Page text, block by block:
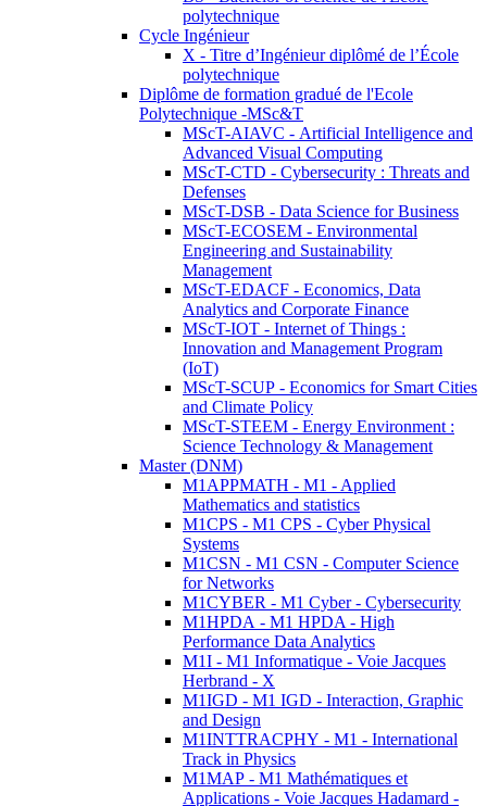
polytechnique
Cycle Ingénieur
X - Titre d’Ingénieur diplômé de l’École
polytechnique
Diplôme de formation gradué de l'Ecole
Polytechnique -MSc&T
MScT-AIAVC - Artificial Intelligence and
Advanced Visual Computing
MScT-CTD - Cybersecurity : Threats and
Defenses
MScT-DSB - Data Science for Business
MScT-ECOSEM - Environmental
Engineering and Sustainability
Management
MScT-EDACF - Economics, Data
Analytics and Corporate Finance
MScT-IOT - Internet of Things :
Innovation and Management Program
(IoT)
MScT-SCUP - Economics for Smart Cities
and Climate Policy
MScT-STEEM - Energy Environment :
Science Technology & Management
Master (DNM)
M1APPMATH - M1 - Applied
Mathematics and statistics
M1CPS - M1 CPS - Cyber Physical
Systems
M1CSN - M1 CSN - Computer Science
for Networks
M1CYBER - M1 Cyber - Cybersecurity
M1HPDA - M1 HPDA - High
Performance Data Analytics
M1I - M1 Informatique - Voie Jacques
Herbrand - X
M1IGD - M1 IGD - Interaction, Graphic
and Design
M1INTTRACPHY - M1 - International
Track in Physics
M1MAP - M1 Mathématiques et
Applications - Voie Jacques Hadamard -